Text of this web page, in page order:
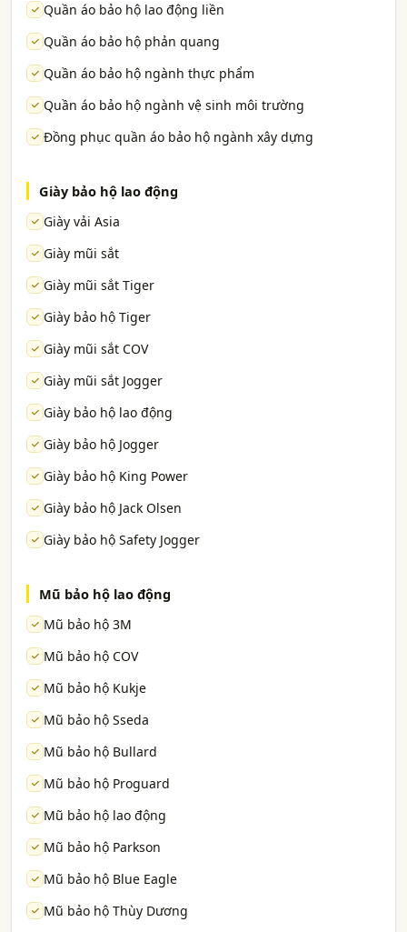
Quần áo bảo hộ lao động liền
Quần áo bảo hộ phản quang
Quần áo bảo hộ ngành thực phẩm
Quần áo bảo hộ ngành vệ sinh môi trường
Đồng phục quần áo bảo hộ ngành xây dựng
Giày bảo hộ lao động
Giày vải Asia
Giày mũi sắt
Giày mũi sắt Tiger
Giày bảo hộ Tiger
Giày mũi sắt COV
Giày mũi sắt Jogger
Giày bảo hộ lao động
Giày bảo hộ Jogger
Giày bảo hộ King Power
Giày bảo hộ Jack Olsen
Giày bảo hộ Safety Jogger
Mũ bảo hộ lao động
Mũ bảo hộ 3M
Mũ bảo hộ COV
Mũ bảo hộ Kukje
Mũ bảo hộ Sseda
Mũ bảo hộ Bullard
Mũ bảo hộ Proguard
Mũ bảo hộ lao động
Mũ bảo hộ Parkson
Mũ bảo hộ Blue Eagle
Mũ bảo hộ Thùy Dương